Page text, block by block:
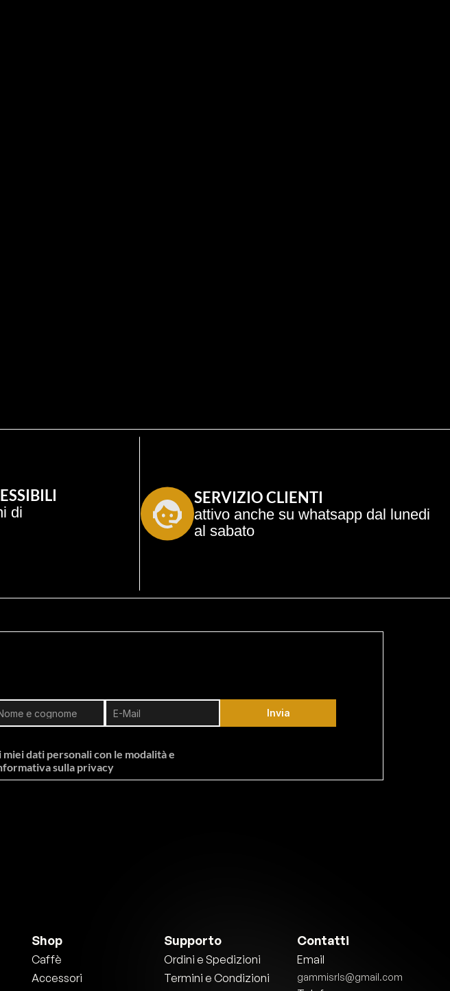
di
SERVIZIO CLIENTI
attivo anche su whatsapp dal lunedi
al sabato
Invia
dati personali con le modalità e
sulla privacy
Shop
Caffè
Accessori
Supporto
Ordini e Spedizioni
Termini e Condizioni
Contatti
Email
gammisrls@gmail.com